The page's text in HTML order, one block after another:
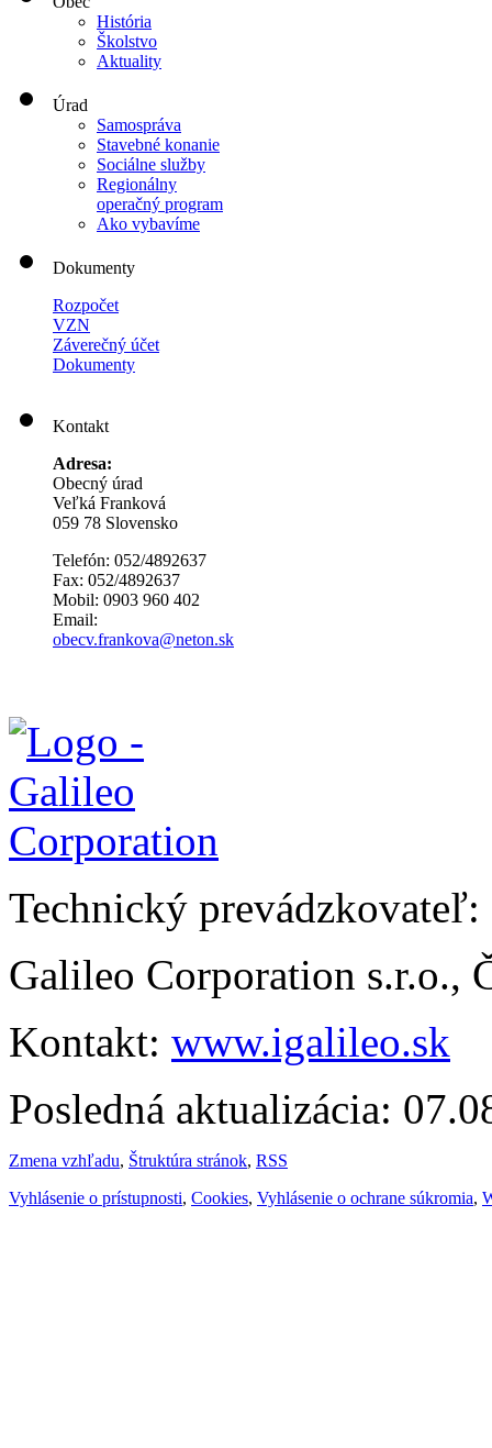
História
Školstvo
Aktuality
Úrad
Samospráva
Stavebné konanie
Sociálne služby
Regionálny
operačný program
Ako vybavíme
Dokumenty
Rozpočet
VZN
Záverečný účet
Dokumenty
Kontakt
Adresa:
Obecný úrad
Veľká Franková
059 78 Slovensko
Telefón: 052/4892637
Fax: 052/4892637
Mobil: 0903 960 402
Email:
obecv.frankova@neton.sk
Technický prevádzkovateľ:
Galileo Corporation s.r.o.,
Kontakt: www.igalileo.sk
Posledná aktualizácia:
Zmena vzhľadu, Štruktúra stránok, RSS
Vyhlásenie o prístupnosti, Cookies, Vyhlásenie o ochrane súkromia,